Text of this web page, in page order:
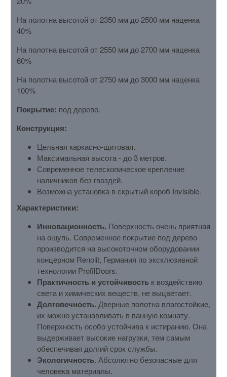
На полотна высотой от 2350 мм до 2500 мм наценка
40%
На полотна высотой от 2550 мм до 2700 мм наценка
60%
На полотна высотой от 2750 мм до 3000 мм наценка
100%
Покрытие: под дерево.
Конструкция:
Цельная каркасно-щитовая.
Максимальная высота - до 3 метров.
Современное телескопическое крепление
наличников без гвоздей.
Возможна установка в скрытый короб Invisible.
Характеристики:
Инновационность. Поверхность очень приятная
на ощупь. Современное покрытие под дерево
производится на высокоточном оборудовании
концерном Renolit, Германия по эксклюзивной
технологии ProfilDoors.
Практичность и устойчивость к воздействию
света и химических веществ, не выцветает.
Долговечность. Дверные полотна влагостойкие,
их можно устанавливать в ванную комнату.
Поверхность особо устойчива к истиранию. Она
выдерживает высокие нагрузки, тем самым
обеспечивая долгий срок службы.
Экологичность. Абсолютно безопасные для
человека материалы.